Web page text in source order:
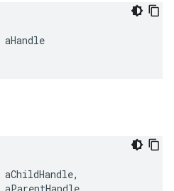
aHandle
aChildHandle,